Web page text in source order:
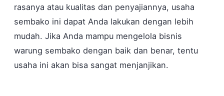
rasanya atau kualitas dan penyajiannya, usaha
sembako ini dapat Anda lakukan dengan lebih
mudah. Jika Anda mampu mengelola bisnis
warung sembako dengan baik dan benar, tentu
usaha ini akan bisa sangat menjanjikan.